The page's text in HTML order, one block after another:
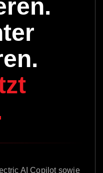
AI Copilot sowie